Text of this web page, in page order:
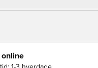
online